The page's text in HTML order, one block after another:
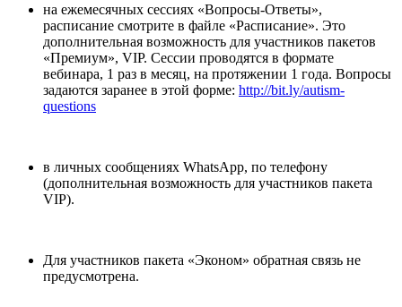
на ежемесячных сессиях «Вопросы-Ответы»,
расписание смотрите в файле «Расписание». Это
дополнительная возможность для участников пакетов
«Премиум», VIP. Сессии проводятся в формате
вебинара, 1 раз в месяц, на протяжении 1 года. Вопросы
задаются заранее в этой форме: http://bit.ly/autism-
questions
в личных сообщениях WhatsApp, по телефону
(дополнительная возможность для участников пакета
VIP).
Для участников пакета «Эконом» обратная связь не
предусмотрена.